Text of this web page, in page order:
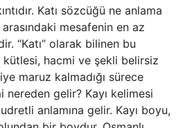
Katı sözcüğü ne anlama
mesafenin en az
“Katı” olarak bilinen bu
hacmi ve şekli belirsiz
maruz kalmadığı sürece
nereden gelir? Kayı kelimesi
anlamına gelir. Kayı boyu,